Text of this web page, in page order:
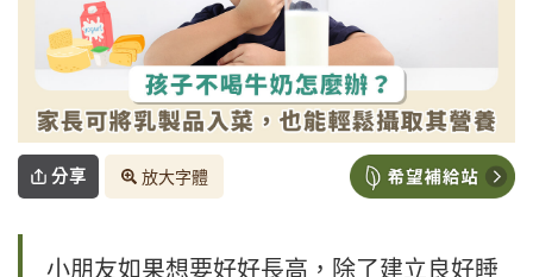
分享 放大字體
小朋友如果想要好好長高，除了建立良好睡